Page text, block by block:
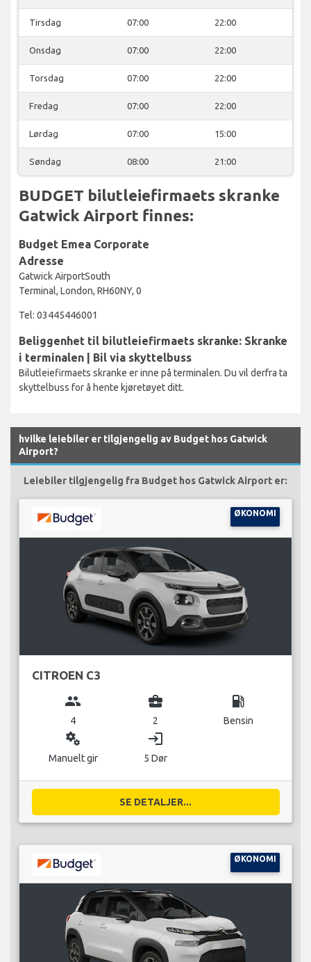
Tirsdag 07:00 22:00
Onsdag 07:00 22:00
Torsdag 07:00 22:00
Fredag 07:00 22:00
Lørdag 07:00 15:00
Søndag 08:00 21:00
BUDGET bilutleiefirmaets skranke
Gatwick Airport finnes:
Budget Emea Corporate
Adresse
Gatwick AirportSouth
Terminal, London, RH60NY, 0
Tel: 03445446001
Beliggenhet til bilutleiefirmaets skranke: Skranke
i terminalen | Bil via skyttelbuss
Bilutleiefirmaets skranke er inne på terminalen. Du vil derfra ta
skyttelbuss for å hente kjøretøyet ditt.
hvilke leiebiler er tilgjengelig av Budget hos Gatwick
Airport?
Leiebiler tilgjengelig fra Budget hos Gatwick Airport er:
ØKONOMI
CITROEN C3
group
4
business_center
2
local_gas_station
Bensin
miscellaneous_services
Manuelt gir
login
5 Dør
SE DETALJER...
ØKONOMI